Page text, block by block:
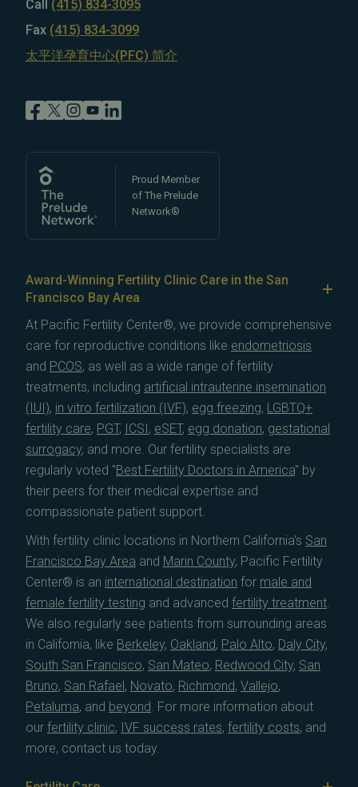
Call (415) 834-3095
Fax (415) 834-3099
太平洋孕育中心(PFC) 简介
Proud Member
of The Prelude
Network®
Award-Winning Fertility Clinic Care in the San
Francisco Bay Area
At Pacific Fertility Center®, we provide comprehensive
care for reproductive conditions like endometriosis
and PCOS, as well as a wide range of fertility
treatments, including artificial intrauterine insemination
(IUI), in vitro fertilization (IVF), egg freezing, LGBTQ+
fertility care, PGT, ICSI, eSET, egg donation, gestational
surrogacy, and more. Our fertility specialists are
regularly voted "Best Fertility Doctors in America" by
their peers for their medical expertise and
compassionate patient support.
With fertility clinic locations in Northern California's San
Francisco Bay Area and Marin County, Pacific Fertility
Center® is an international destination for male and
female fertility testing and advanced fertility treatment
We also regularly see patients from surrounding areas
in California, like Berkeley, Oakland, Palo Alto, Daly City,
South San Francisco, San Mateo, Redwood City, San
Bruno, San Rafael, Novato, Richmond, Vallejo,
Petaluma, and beyond . For more information about
our fertility clinic, IVF success rates, fertility costs, and
more, contact us today.